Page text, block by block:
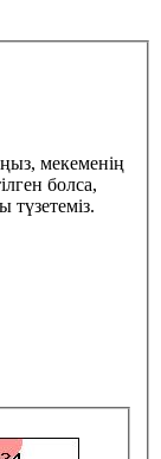
мекеменің
болса,
түзетеміз.